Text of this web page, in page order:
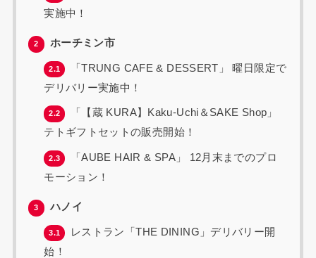
実施中！
2 ホーチミン市
2.1
「TRUNG CAFE & DESSERT」 曜日限定で
デリバリー実施中！
2.2
「【蔵 KURA】Kaku-Uchi＆SAKE Shop」
テトギフトセットの販売開始！
2.3
「AUBE HAIR & SPA」 12月末までのプロ
モーション！
3 ハノイ
3.1
レストラン「THE DINING」デリバリー開
始！